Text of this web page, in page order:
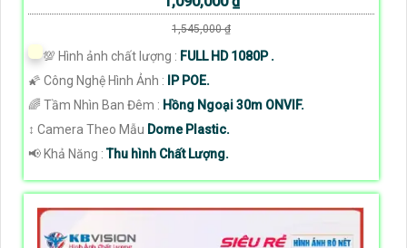
1,545,000 ₫
💯 Hình ảnh chất lượng : FULL HD 1080P .
🌠 Công Nghệ Hình Ảnh :
IP POE.
🌈 Tầm Nhìn Ban Đêm : Hồng Ngoại 30m ONVIF.
↕️ Camera Theo Mẫu Dome Plastic.
️📢 Khả Năng :Thu hình Chất Lượng.